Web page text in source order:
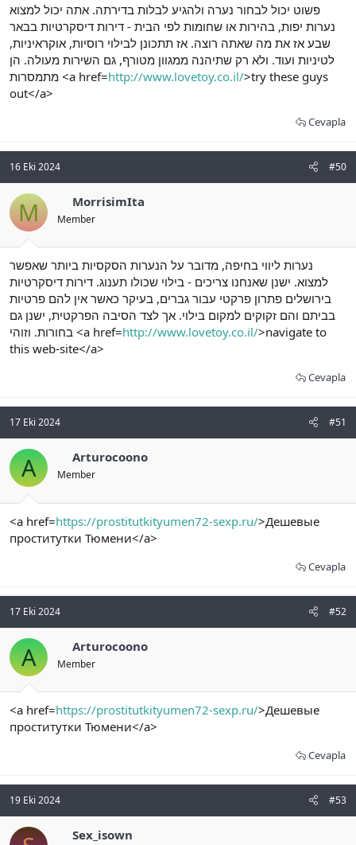
פשוט יכול לבחור נערה ולהגיע לבלות בדירתה. אתה יכול למצוא
נערות יפות, בהירות או שחומות לפי הבית - דירות דיסקרטיות בבאר
שבע אז את מה שאתה רוצה. אז תתכונן לבילוי רוסיות, אוקראיניות,
לטיניות ועוד. ולא רק שתיהנה ממגוון מטורף, גם השירות מעולה. הן
מתמסרות <a href=http://www.lovetoy.co.il/>try these guys
out</a>
Cevapla
16 Eki 2024 #50
M MorrisimIta
Member
נערות ליווי בחיפה, מדובר על הנערות הסקסיות ביותר שאפשר
למצוא. ישנן שאנחנו צריכים - בילוי שכולו תענוג. דירות דיסקרטיות
בירושלים פתרון פרקטי עבור גברים, בעיקר כאשר אין להם פרטיות
בביתם והם זקוקים למקום בילוי. אך לצד הסיבה הפרקטית, ישנן גם
בחורות. וזוהי <a href=http://www.lovetoy.co.il/>navigate to
this web-site</a>
Cevapla
17 Eki 2024 #51
A Arturocoono
Member
<a href=https://prostitutkityumen72-sexp.ru/>Дешевые
проститутки Тюмени</a>
Cevapla
17 Eki 2024 #52
A Arturocoono
Member
<a href=https://prostitutkityumen72-sexp.ru/>Дешевые
проститутки Тюмени</a>
Cevapla
19 Eki 2024 #53
Sex_isown